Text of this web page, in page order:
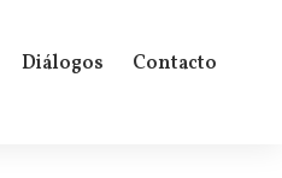
Diálogos Contacto